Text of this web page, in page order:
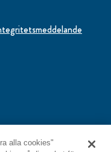
alla cookies"